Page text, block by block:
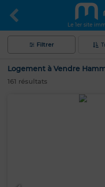
Le 1er site
Filtrer
Logement à Vendre
161 résultats